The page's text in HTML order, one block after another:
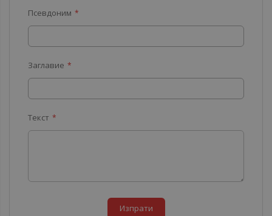
звезда
звезди
звезди
звезди
звезди
Псевдоним
Заглавие
Текст
Изпрати